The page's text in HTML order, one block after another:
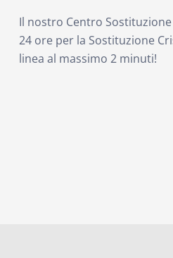
Il nostro Centro
24 ore per la Sostituzione
linea al massimo 2 minuti!